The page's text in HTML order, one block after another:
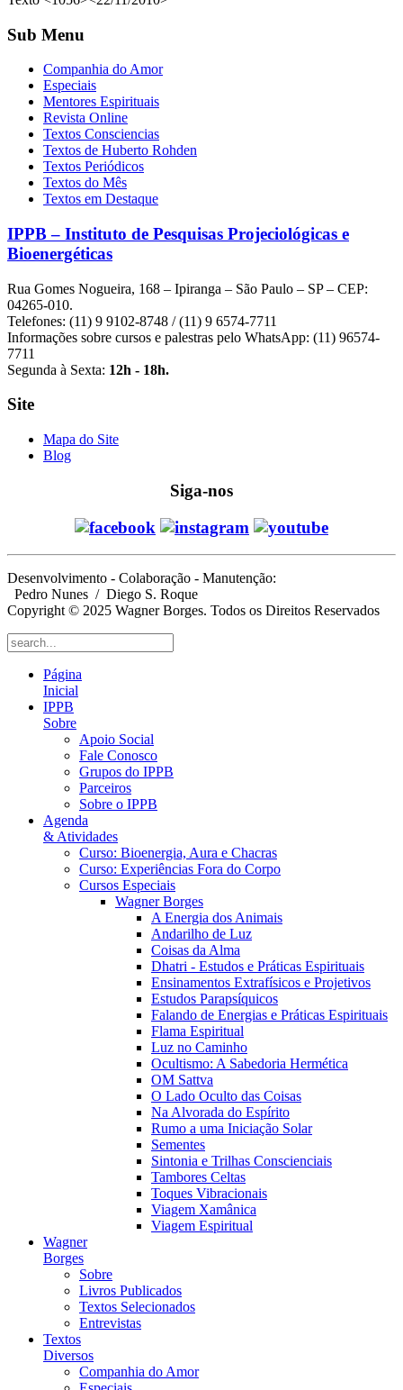
Sub Menu
Companhia do Amor
Especiais
Mentores Espirituais
Revista Online
Textos Consciencias
Textos de Huberto Rohden
Textos Periódicos
Textos do Mês
Textos em Destaque
IPPB – Instituto de Pesquisas Projeciológicas e
Bioenergéticas
Rua Gomes Nogueira, 168 – Ipiranga – São Paulo – SP – CEP:
04265-010.
Telefones: (11) 9 9102-8748 / (11) 9 6574-7711
Informações sobre cursos e palestras pelo WhatsApp: (11) 96574-
7711
Segunda à Sexta: 12h - 18h.
Site
Mapa do Site
Blog
Siga-nos
Desenvolvimento - Colaboração - Manutenção:
Pedro Nunes / Diego S. Roque
Copyright © 2025 Wagner Borges. Todos os Direitos Reservados
Página
Inicial
IPPB
Sobre
Apoio Social
Fale Conosco
Grupos do IPPB
Parceiros
Sobre o IPPB
Agenda
& Atividades
Curso: Bioenergia, Aura e Chacras
Curso: Experiências Fora do Corpo
Cursos Especiais
Wagner Borges
A Energia dos Animais
Andarilho de Luz
Coisas da Alma
Dhatri - Estudos e Práticas Espirituais
Ensinamentos Extrafísicos e Projetivos
Estudos Parapsíquicos
Falando de Energias e Práticas Espirituais
Flama Espiritual
Luz no Caminho
Ocultismo: A Sabedoria Hermética
OM Sattva
O Lado Oculto das Coisas
Na Alvorada do Espírito
Rumo a uma Iniciação Solar
Sementes
Sintonia e Trilhas Conscienciais
Tambores Celtas
Toques Vibracionais
Viagem Xamânica
Viagem Espiritual
Wagner
Borges
Sobre
Livros Publicados
Textos Selecionados
Entrevistas
Textos
Diversos
Companhia do Amor